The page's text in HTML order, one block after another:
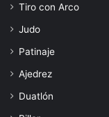
Tiro con Arco
Judo
Patinaje
Ajedrez
Duatlón